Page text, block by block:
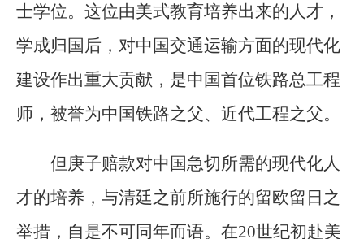
士学位。这位由美式教育培养出来的人才，
学成归国后，对中国交通运输方面的现代化
建设作出重大贡献，是中国首位铁路总工程
师，被誉为中国铁路之父、近代工程之父。
但庚子赔款对中国急切所需的现代化人
才的培养，与清廷之前所施行的留欧留日之
举措，自是不可同年而语。在20世纪初赴美